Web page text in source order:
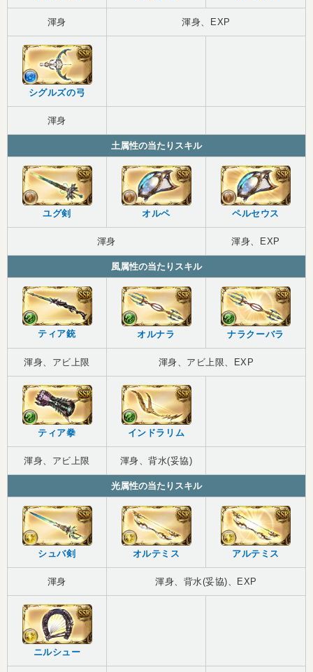
渾身 渾身、EXP
シグルズの弓
渾身
土属性の当たりスキル
ユグ剣 オルペ ペルセウス
渾身 渾身、EXP
風属性の当たりスキル
ティア銃 オルナラ ナラクーバラ
渾身、アビ上限 渾身、アビ上限、EXP
ティア拳 インドラリム
渾身、アビ上限 渾身、背水(妥協)
光属性の当たりスキル
シュバ剣 オルテミス アルテミス
渾身 渾身、背水(妥協)、EXP
ニルシュー